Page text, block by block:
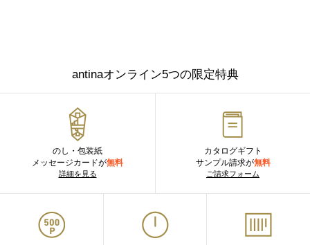
antinaオンライン5つの限定特典
のし・包装紙
メッセージカードが無料
詳細を見る
カタログギフト
サンプル請求が無料
ご請求フォーム